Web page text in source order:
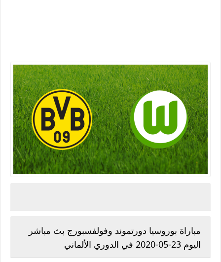
مباراة بوروسيا دورتموند وفولفسبورج بث مباشر
اليوم 23-05-2020 في الدوري الألماني